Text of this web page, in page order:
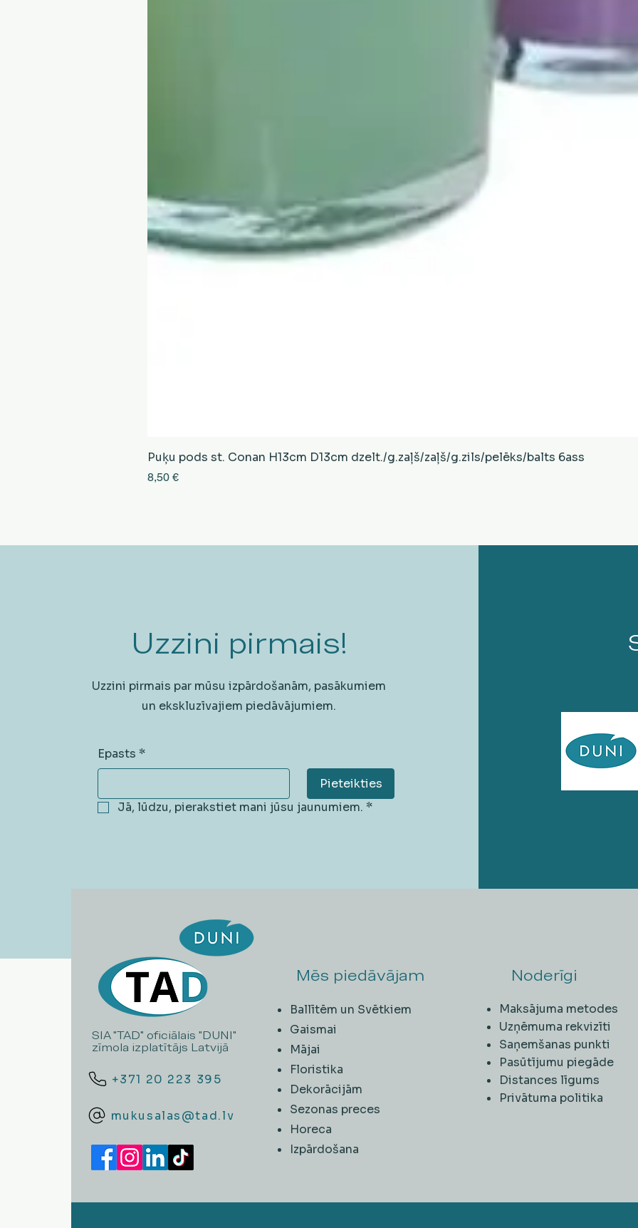
Ātrais skats
Puķu pods st. Conan H13cm D13cm dzelt./g.zaļš/zaļš/g.zils/pelēks/balts 6ass
Cena
8,50 €
Uzzini pirmais!
Uzzini pirmais par mūsu izpārdošanām, pasākumiem
un ekskluzīvajiem piedāvājumiem.
Epasts *
Pieteikties
Jā, lūdzu, pierakstiet mani jūsu jaunumiem. *
SIA "TAD" oficiālais "DUNI"
zīmola izplatītājs Latvijā
+371 20 223 395
mukusalas@tad.lv
Mēs piedāvājam
Ballītēm un Svētkiem
Gaismai
Mājai
Floristika
Dekorācijām
Sezonas preces
Horeca
​Izpārdošana
Noderīgi
Maksājuma metodes
Uzņēmuma rekvizīti
Saņemšanas punkti
Pasūtījumu piegāde
Distances līgums
Privātuma politika